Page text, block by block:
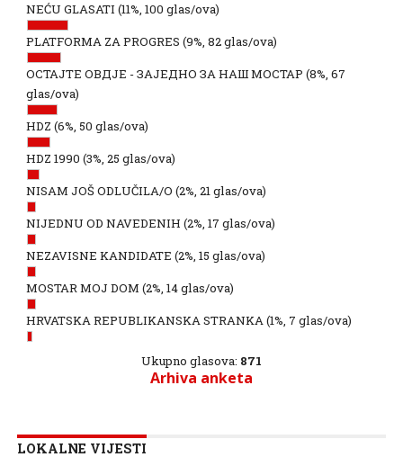
NEĆU GLASATI (11%, 100 glas/ova)
PLATFORMA ZA PROGRES (9%, 82 glas/ova)
ОСТАЈТЕ ОВДЈЕ - ЗАЈЕДНО ЗА НАШ МОСТАР (8%, 67
glas/ova)
HDZ (6%, 50 glas/ova)
HDZ 1990 (3%, 25 glas/ova)
NISAM JOŠ ODLUČILA/O (2%, 21 glas/ova)
NIJEDNU OD NAVEDENIH (2%, 17 glas/ova)
NEZAVISNE KANDIDATE (2%, 15 glas/ova)
MOSTAR MOJ DOM (2%, 14 glas/ova)
HRVATSKA REPUBLIKANSKA STRANKA(1%, 7 glas/ova)
Ukupno glasova: 871
Arhiva anketa
LOKALNE VIJESTI